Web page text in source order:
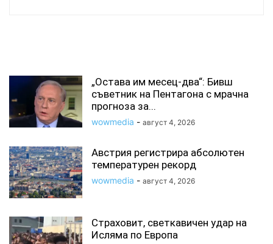
„Остава им месец-два“: Бивш
съветник на Пентагона с мрачна
прогноза за...
wowmedia - август 4, 2026
Австрия регистрира абсолютен
температурен рекорд
wowmedia - август 4, 2026
Страховит, светкавичен удар на
Исляма по Европа